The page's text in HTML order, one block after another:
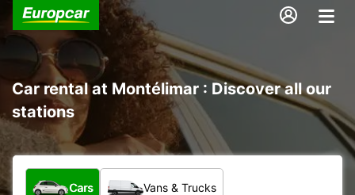
Car rental at Montélimar : Discover all our
stations
What type of vehicle?
Cars Vans & Trucks